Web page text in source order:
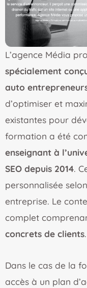
L’agence Média
spécialement
auto
d’optimiser et
existantes pour
formation a été
enseignant à
SEO depuis 2014.
personnalisée
entreprise. Le
complet
concrets de clients.
Dans le cas de la
accès à un plan